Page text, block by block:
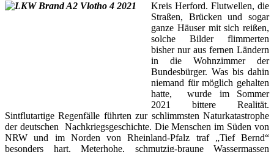
Kreis Herford. Flutwellen, die
Straßen, Brücken und sogar
ganze Häuser mit sich reißen,
solche Bilder flimmerten
bisher nur aus fernen Ländern
in die Wohnzimmer der
Bundesbürger. Was bis dahin
niemand für möglich gehalten
hatte, wurde im Sommer
2021 bittere Realität.
Sintflutartige Regenfälle führten zur schlimmsten Naturkatastrophe
der deutschen Nachkriegsgeschichte. Die Menschen im Süden von
NRW und im Norden von Rheinland-Pfalz traf „Tief Bernd“
besonders hart. Meterhohe, schmutzig-braune Wassermassen